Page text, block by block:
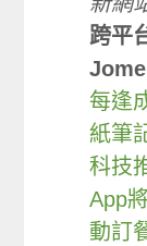
跨平
Jome
每逢
紙筆
科技
App
動訂